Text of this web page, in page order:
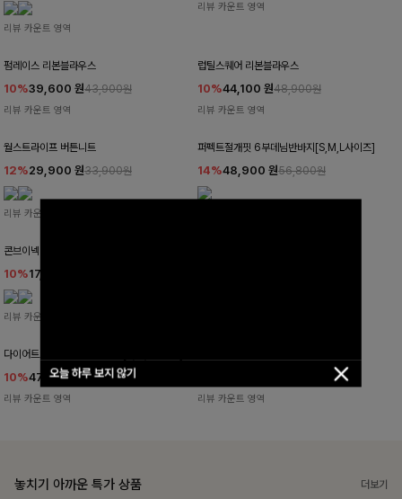
오늘 하루 보지 않기
리뷰 카운트 영역
리뷰 카운트 영역
펌레이스 리본블라우스
10%39,600 원43,900원
리뷰 카운트 영역
럽틸스퀘어 리본블라우스
10%44,100 원48,900원
리뷰 카운트 영역
월스트라이프 버튼니트
12%29,900 원33,900원
리뷰 카운트 영역
퍼펙트절개핏 6부데님반바지[S,M,L사이즈]
14%48,900 원56,800원
콘브이넥 라벨티셔츠
10%17,900
리뷰 카운트 영역
다이어트그만 부츠컷데님팬츠[S,M,L사이즈]
10%47,700 원52,900원
리뷰 카운트 영역 리뷰 카운트 영역
놓치기 아까운 특가 상품 더보기